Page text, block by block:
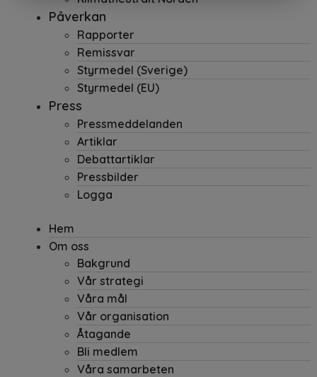
Påverkan
Rapporter
Remissvar
Styrmedel (Sverige)
Styrmedel (EU)
Press
Pressmeddelanden
Artiklar
Debattartiklar
Pressbilder
Logga
Hem
Om oss
Bakgrund
Vår strategi
Våra mål
Vår organisation
Åtagande
Bli medlem
Våra samarbeten